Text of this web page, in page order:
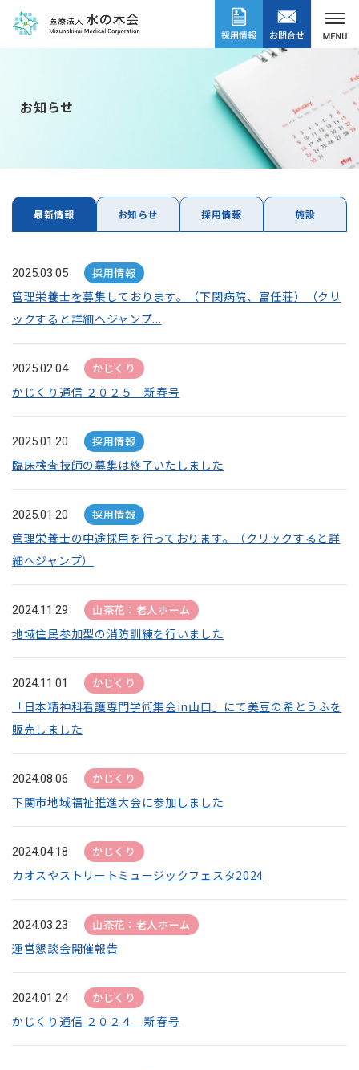
お知らせ
最新情報 お知らせ 採用情報 施設
2025.03.05 採用情報
管理栄養士を募集しております。（下関病院、富任荘）（クリ
ックすると詳細へジャンプ...
2025.02.04 かじくり
かじくり通信 ２０２５ 新春号
2025.01.20 採用情報
臨床検査技師の募集は終了いたしました
2025.01.20 採用情報
管理栄養士の中途採用を行っております。（クリックすると詳
細へジャンプ）
2024.11.29 山茶花：老人ホーム
地域住民参加型の消防訓練を行いました
2024.11.01 かじくり
「日本精神科看護専門学術集会in山口」にて美豆の希とうふを
販売しました
2024.08.06 かじくり
下関市地域福祉推進大会に参加しました
2024.04.18 かじくり
カオスやストリートミュージックフェスタ2024
2024.03.23 山茶花：老人ホーム
運営懇談会開催報告
2024.01.24 かじくり
かじくり通信 ２０２４ 新春号